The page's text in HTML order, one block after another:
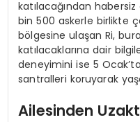
katılacağından
bin 500 askerle birlikte
bölgesine ulaşan Ri,
katılacaklarına dair
deneyimini ise 5
santralleri koruyarak
Ailesinden